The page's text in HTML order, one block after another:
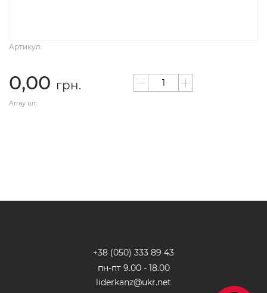
Артикул:
0,00 грн.
Array шт.
+38 (050) 333 89 43
пн-пт 9.00 - 18.00
liderkanz@ukr.net